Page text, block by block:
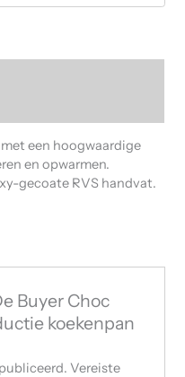
een hoogwaardige
en opwarmen.
gecoate RVS handvat.
Buyer Choc
koekenpan
Vereiste